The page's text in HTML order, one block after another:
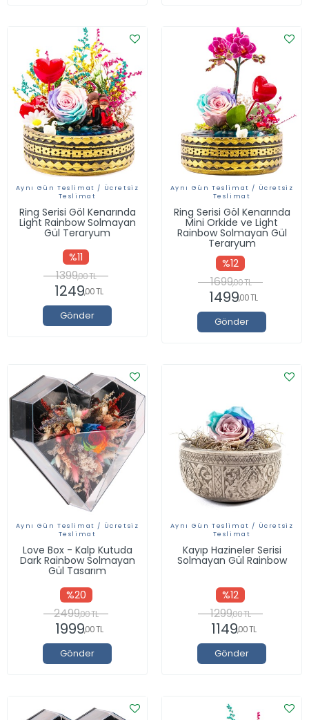
Aynı Gün Teslimat / Ücretsiz
Teslimat
Ring Serisi Göl Kenarında
Light Rainbow Solmayan
Gül Teraryum
%11
1399,00 TL
1249,00 TL
Gönder
Aynı Gün Teslimat / Ücretsiz
Teslimat
Ring Serisi Göl Kenarında
Mini Orkide ve Light
Rainbow Solmayan Gül
Teraryum
%12
1699,00 TL
1499,00 TL
Gönder
Aynı Gün Teslimat / Ücretsiz
Teslimat
Love Box - Kalp Kutuda
Dark Rainbow Solmayan
Gül Tasarım
%20
2499,00 TL
1999,00 TL
Gönder
Aynı Gün Teslimat / Ücretsiz
Teslimat
Kayıp Hazineler Serisi
Solmayan Gül Rainbow
%12
1299,00 TL
1149,00 TL
Gönder